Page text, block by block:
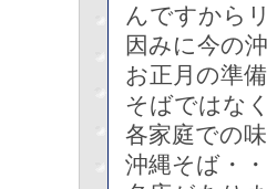
んですから
因みに今の
お正月の準
そばではな
各家庭での
沖縄そば・